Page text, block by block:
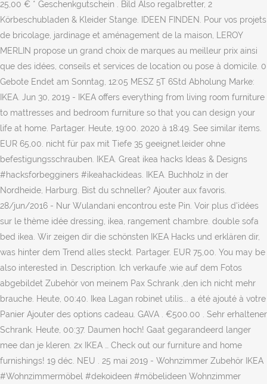
25,00 € * Geschenkgutschein . Bild Also regalbretter, 2
Körbeschubladen & Kleider Stange. IDEEN FINDEN. Pour vos projets
de bricolage, jardinage et aménagement de la maison, LEROY
MERLIN propose un grand choix de marques au meilleur prix ainsi
que des idées, conseils et services de location ou pose à domicile. 0
Gebote Endet am Sonntag, 12:05 MESZ 5T 6Std Abholung Marke:
IKEA. Jun 30, 2019 - IKEA offers everything from living room furniture
to mattresses and bedroom furniture so that you can design your
life at home. Partager. Heute, 19:00. 2020 à 18:49. See similar items.
EUR 65,00. nicht für pax mit Tiefe 35 geeignet.leider ohne
befestigungsschrauben. IKEA. Great ikea hacks Ideas & Designs
#hacksforbegginers #ikeahackideas. IKEA. Buchholz in der
Nordheide, Harburg. Bist du schneller? Ajouter aux favoris.
28/jun/2016 - Nur Wulandani encontrou este Pin. Voir plus d'idées
sur le thème idée dressing, ikea, rangement chambre. double sofa
bed ikea. Wir zeigen dir die schönsten IKEA Hacks und erklären dir,
was hinter dem Trend alles steckt. Partager. EUR 75,00. You may be
also interested in. Description. Ich verkaufe ,wie auf dem Fotos
abgebildet Zubehör von meinem Pax Schrank ,den ich nicht mehr
brauche. Heute, 00:40. Ikea Lagan robinet utilis... a été ajouté à votre
Panier Ajouter des options cadeau. GAVA . €500.00 . Sehr erhaltener
Schrank. Heute, 00:37. Daumen hoch! Gaat gegarandeerd langer
mee dan je kleren. 2x IKEA … Check out our furniture and home
furnishings! 19 déc. NEU . 25 mai 2019 - Wohnzimmer Zubehör IKEA
#Wohnzimmermöbel #dekoideen #möbelideen Wohnzimmer